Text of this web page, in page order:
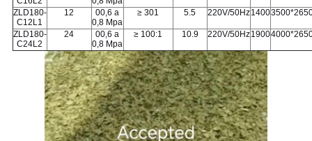
ZLD180-
C12L1
12
00,6 a
0,8 Mpa
≥ 301 5.5 220V/50Hz1400
ZLD180-
C24L2
24
00,6 a
0,8 Mpa
≥ 100:1 10.9 220V/50Hz1900